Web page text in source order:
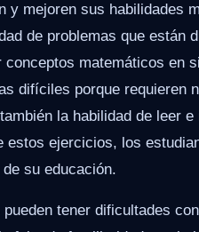
y mejoren sus habilidades
de problemas que están
matemáticos en
difíciles porque requieren
la habilidad de leer
ejercicios, los
su educación.
tener dificultades